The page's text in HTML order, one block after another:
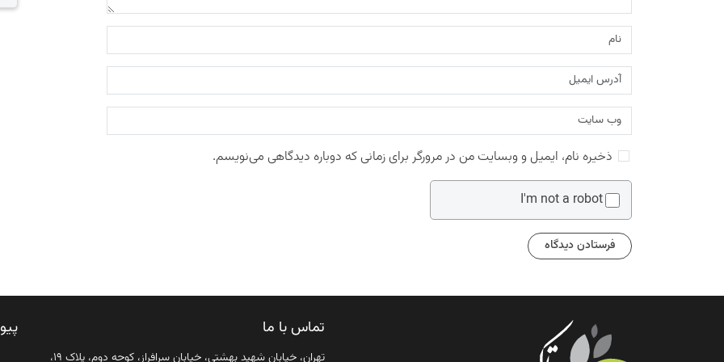
ذخیره نام، ایمیل و وبسایت من در مرورگر برای زمانی که دوباره دیدگاهی می‌نویسم.
I'm not a robot
تماس با ما
تهران، خیابان شهید بهشتی، خیابان سرافراز، کوچه دوم، پلاک ۱۹،